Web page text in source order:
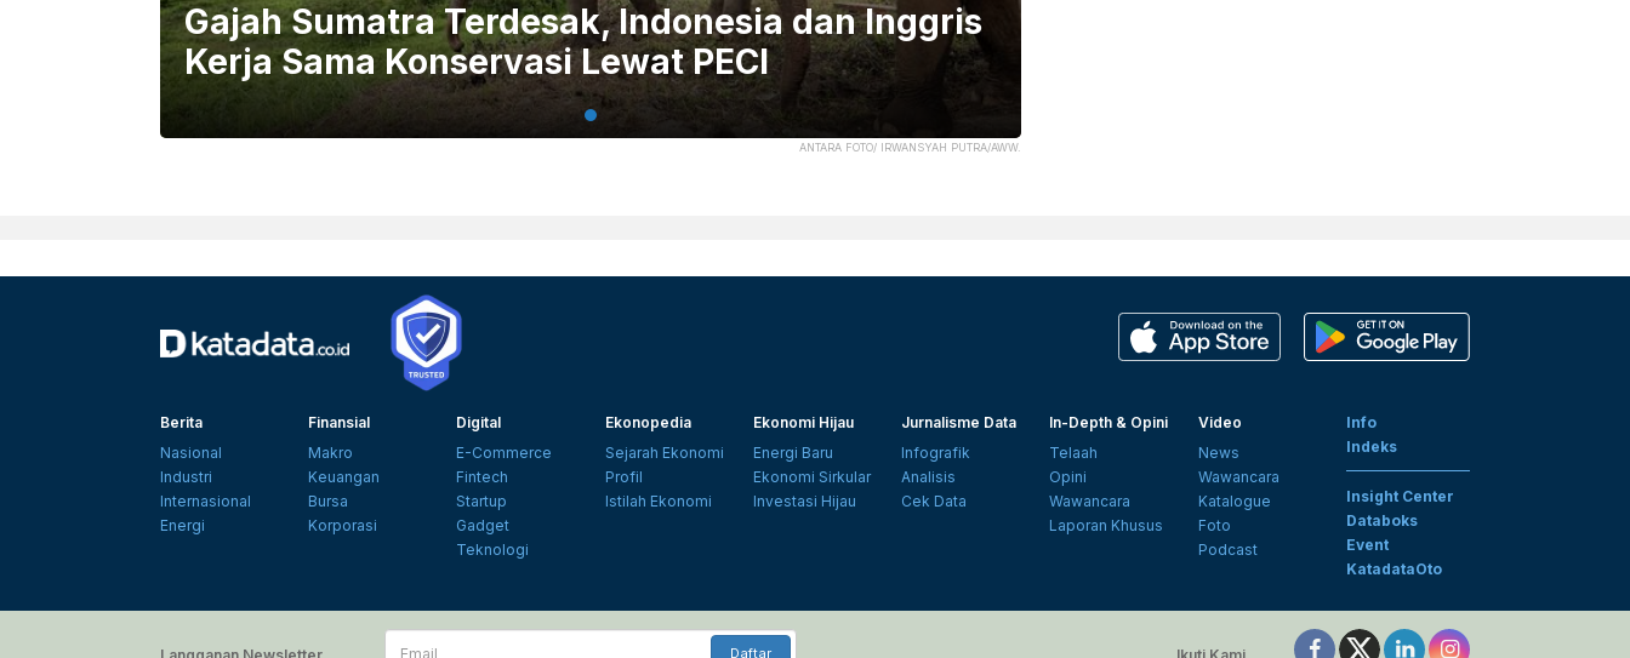
ANTARA FOTO/ IRWANSYAH PUTRA/AWW.
Gajah Sumatra Terdesak, Indonesia dan Inggris
Kerja Sama Konservasi Lewat PECI
Berita
Nasional
Industri
Internasional
Energi
Finansial
Makro
Keuangan
Bursa
Korporasi
Digital
E-Commerce
Fintech
Startup
Gadget
Teknologi
Ekonopedia
Sejarah Ekonomi
Profil
Istilah Ekonomi
Ekonomi Hijau
Energi Baru
Ekonomi Sirkular
Investasi Hijau
Jurnalisme Data
Infografik
Analisis
Cek Data
In-Depth & Opini
Telaah
Opini
Wawancara
Laporan Khusus
Video
News
Wawancara
Katalogue
Foto
Podcast
Info
Indeks
Insight Center
Databoks
Event
KatadataOto
Email
Daftar